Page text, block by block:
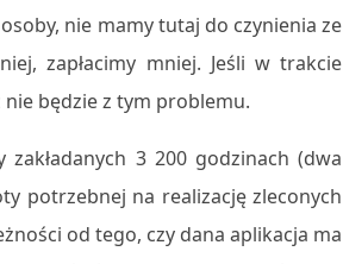
nie mamy tutaj do czynienia ze
zapłacimy mniej. Jeśli w trakcie
będzie z tym problemu.
3 200 godzinach (dwa
potrzebnej na realizację zleconych
od tego, czy dana aplikacja ma